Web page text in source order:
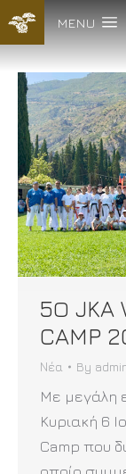
MENU
5Ο JKA
CAMP
Νέα By
Με μεγάλη
Κυριακή 6
Camp που